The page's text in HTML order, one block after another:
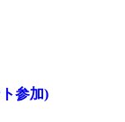
参加)